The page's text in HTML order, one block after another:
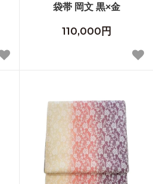
袋帯 岡文 黒×金
110,000円